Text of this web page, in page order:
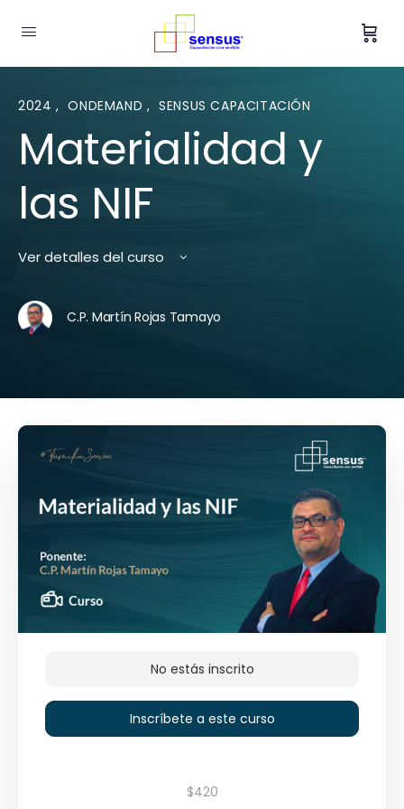
2024, ONDEMAND , SENSUS CAPACITACIÓN
Materialidad y
las NIF
Ver detalles del curso
C.P. Martín Rojas Tamayo
No estás inscrito
Inscríbete a este curso
$420